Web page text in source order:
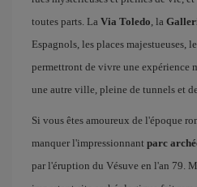
toutes parts. La Via Toledo, la
Espagnols, les places majestueuses,
permettront de vivre une expérience
une autre ville, pleine de tunnels et
Si vous êtes amoureux de l'époque
manquer l'impressionnant parc
par l'éruption du Vésuve en l'an 79.